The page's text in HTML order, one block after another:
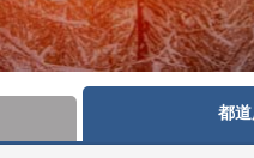
都